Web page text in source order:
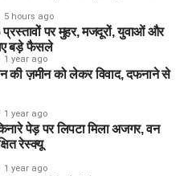
5 hours ago
प्रस्तावों पर मुहर, मजदूरों, युवाओं और
बड़े फैसले
1 year ago
की ज़मीन को लेकर विवाद, दफनाने से
1 year ago
किनारे पेड़ पर लिपटा मिला अजगर, वन
रेस्क्यू
1 year ago